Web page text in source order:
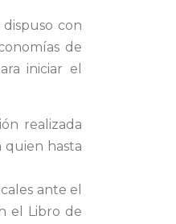
con
de
iniciar el
realizada
quien hasta
ante el
el Libro de